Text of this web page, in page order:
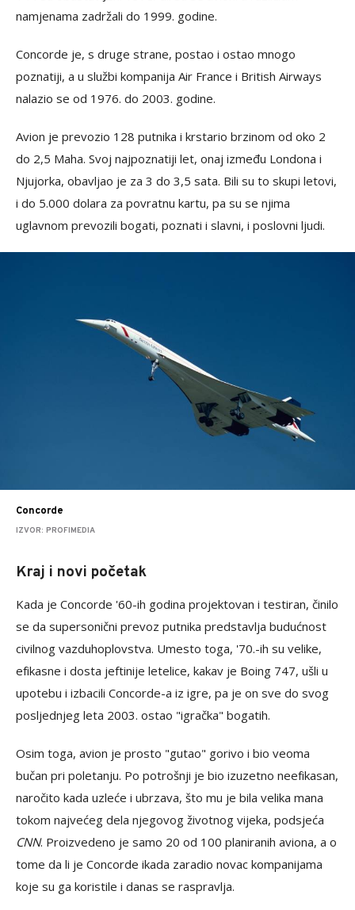
namjenama zadržali do 1999. godine.
Concorde je, s druge strane, postao i ostao mnogo
poznatiji, a u službi kompanija Air France i British Airways
nalazio se od 1976. do 2003. godine.
Avion je prevozio 128 putnika i krstario brzinom od oko 2
do 2,5 Maha. Svoj najpoznatiji let, onaj između Londona i
Njujorka, obavljao je za 3 do 3,5 sata. Bili su to skupi letovi,
i do 5.000 dolara za povratnu kartu, pa su se njima
uglavnom prevozili bogati, poznati i slavni, i poslovni ljudi.
Concorde
IZVOR: PROFIMEDIA
Kraj i novi početak
Kada je Concorde '60-ih godina projektovan i testiran, činilo
se da supersonični prevoz putnika predstavlja budućnost
civilnog vazduhoplovstva. Umesto toga, '70.-ih su velike,
efikasne i dosta jeftinije letelice, kakav je Boing 747, ušli u
upotebu i izbacili Concorde-a iz igre, pa je on sve do svog
posljednjeg leta 2003. ostao "igračka" bogatih.
Osim toga, avion je prosto "gutao" gorivo i bio veoma
bučan pri poletanju. Po potrošnji je bio izuzetno neefikasan,
naročito kada uzleće i ubrzava, što mu je bila velika mana
tokom najvećeg dela njegovog životnog vijeka, podsjeća
CNN. Proizvedeno je samo 20 od 100 planiranih aviona, a o
tome da li je Concorde ikada zaradio novac kompanijama
koje su ga koristile i danas se raspravlja.